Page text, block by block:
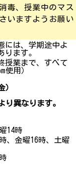
毒、授業中のマス
いますようお願い
には、学期途中よ
ります。
授業まで、すべて
使用）
）
異なります。
14時
、金曜16時、土曜